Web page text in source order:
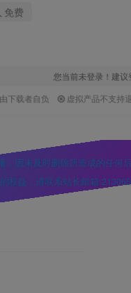
免费
您当前未登录！建
下载者自负
虚拟产品不支持
因未及时删除所造成的任何后
权益，请联系站长邮箱